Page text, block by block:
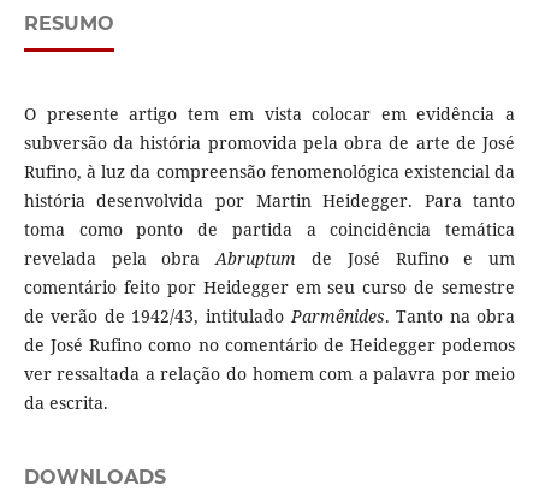
RESUMO
O presente artigo tem em vista colocar em evidência a
subversão da história promovida pela obra de arte de José
Rufino, à luz da compreensão fenomenológica existencial da
história desenvolvida por Martin Heidegger. Para tanto
toma como ponto de partida a coincidência temática
revelada pela obraAbruptumde José Rufino e um
comentário feito por Heidegger em seu curso de semestre
de verão de 1942/43, intituladoParmênides. Tanto na obra
de José Rufino como no comentário de Heidegger podemos
ver ressaltada a relação do homem com a palavra por meio
da escrita.
DOWNLOADS